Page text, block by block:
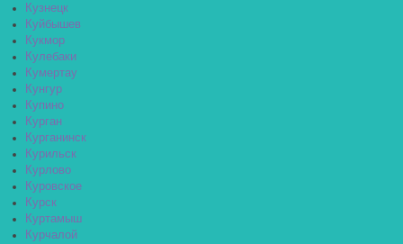
Кузнецк
Куйбышев
Кукмор
Кулебаки
Кумертау
Кунгур
Купино
Курган
Курганинск
Курильск
Курлово
Куровское
Курск
Куртамыш
Курчалой